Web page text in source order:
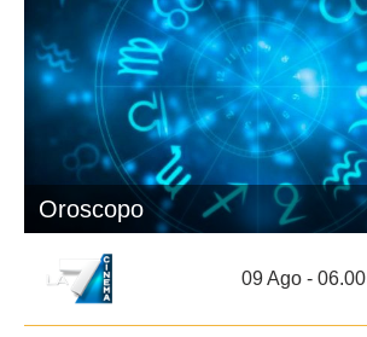
Oroscopo
09 Ago - 06.00